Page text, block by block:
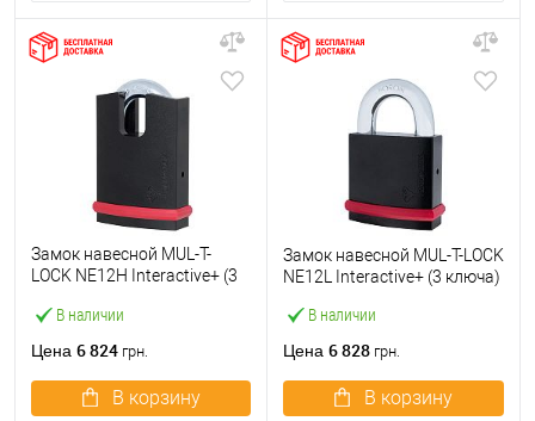
В наличии
Замок навесной MUL-T-
LOCK NE12H Interactive+ (3
Цена 6 824 грн.
В корзину
В наличии
Замок навесной MUL-T-LOCK
NE12L Interactive+ (3 ключа)
Цена 6 828 грн.
В корзину